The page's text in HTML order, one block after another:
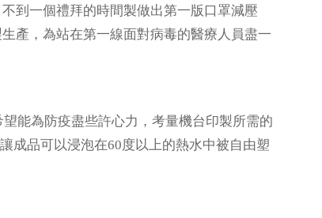
到一個禮拜的時間製做出第一版口罩減壓
產，為站在第一線面對病毒的醫療人員盡一
能為防疫盡些許心力，考量機台印製所需的
成品可以浸泡在60度以上的熱水中被自由塑